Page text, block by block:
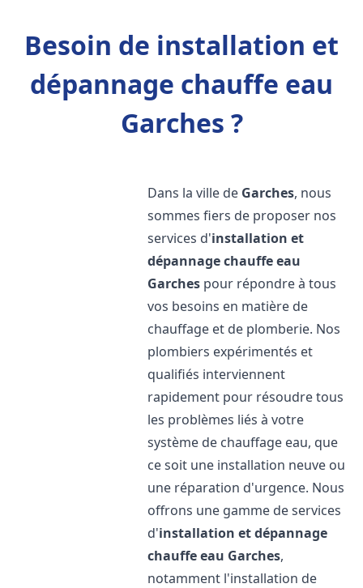
Besoin de installation et
dépannage chauffe eau
Garches ?
Dans la ville de Garches, nous
sommes fiers de proposer nos
services d'installation et
dépannage chauffe eau
Garches pour répondre à tous
vos besoins en matière de
chauffage et de plomberie. Nos
plombiers expérimentés et
qualifiés interviennent
rapidement pour résoudre tous
les problèmes liés à votre
système de chauffage eau, que
ce soit une installation neuve ou
une réparation d'urgence. Nous
offrons une gamme de services
d'installation et dépannage
chauffe eau Garches,
notamment l'installation de